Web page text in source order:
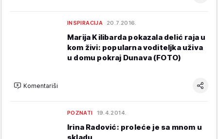
INSPIRACIJA 20.7.2016.
Marija Kilibarda pokazala delić raja u
kom živi: popularna voditeljka uživa
u domu pokraj Dunava (FOTO)
Komentariši
POZNATI 19.4.2014.
Irina Radović: proleće je sa mnom u